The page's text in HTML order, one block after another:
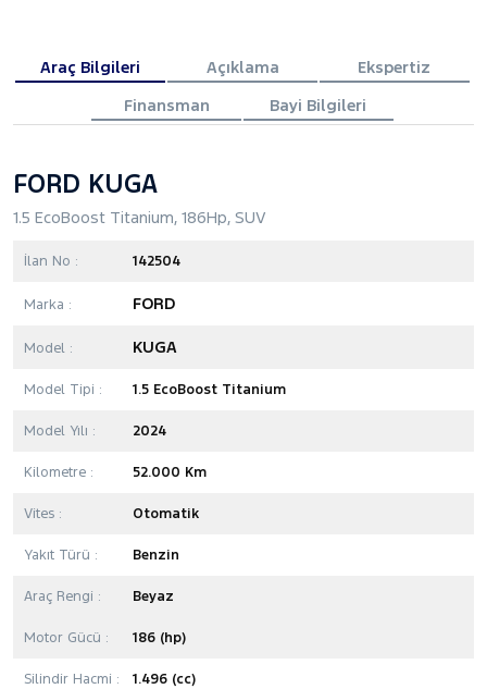
Araç Bilgileri Açıklama
Ekspertiz
Finansman
Bayi Bilgileri
FORD KUGA
1.5 EcoBoost Titanium, 186Hp, SUV
İlan No : 142504
Marka : FORD
Model : KUGA
Model Tipi : 1.5 EcoBoost Titanium
Model Yılı : 2024
Kilometre : 52.000 Km
Vites : Otomatik
Yakıt Türü : Benzin
Araç Rengi : Beyaz
Motor Gücü : 186 (hp)
Silindir Hacmi : 1.496 (cc)